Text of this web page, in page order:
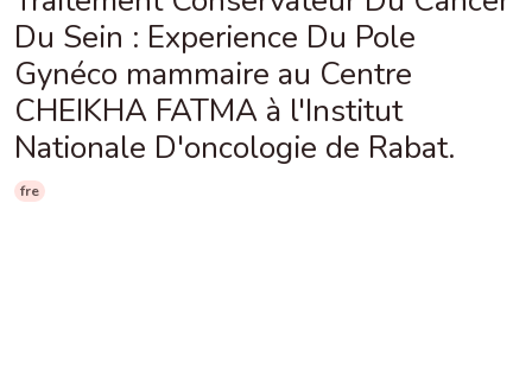
Du Sein : Experience Du Pole
Gynéco mammaire au Centre
CHEIKHA FATMA à l'Institut
Nationale D'oncologie de Rabat.
fre